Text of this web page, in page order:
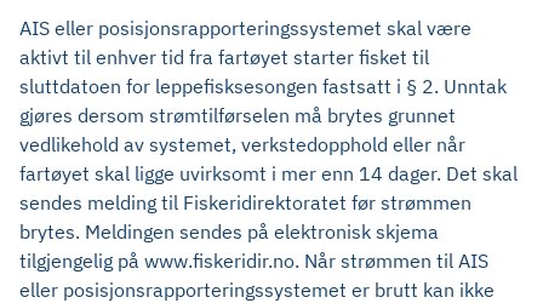
AIS eller posisjonsrapporteringssystemet skal være
aktivt til enhver tid fra fartøyet starter fisket til
sluttdatoen for leppefisksesongen fastsatt i § 2. Unntak
gjøres dersom strømtilførselen må brytes grunnet
vedlikehold av systemet, verkstedopphold eller når
fartøyet skal ligge uvirksomt i mer enn 14 dager. Det skal
sendes melding til Fiskeridirektoratet før strømmen
brytes. Meldingen sendes på elektronisk skjema
tilgjengelig på www.fiskeridir.no. Når strømmen til AIS
eller posisjonsrapporteringssystemet er brutt kan ikke